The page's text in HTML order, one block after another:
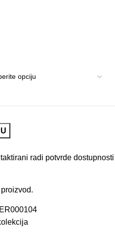
radi potvrde dostupnosti